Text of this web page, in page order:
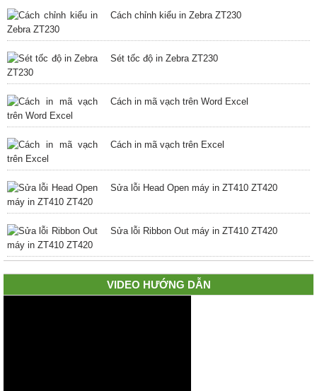
Cách chỉnh kiểu in Zebra ZT230
Sét tốc độ in Zebra ZT230
Cách in mã vạch trên Word Excel
Cách in mã vạch trên Excel
Sửa lỗi Head Open máy in ZT410 ZT420
Sửa lỗi Ribbon Out máy in ZT410 ZT420
VIDEO HƯỚNG DẪN